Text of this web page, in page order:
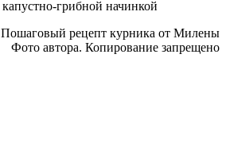
Пошаговый рецепт курника от Милены
Фото автора. Копирование запрещено